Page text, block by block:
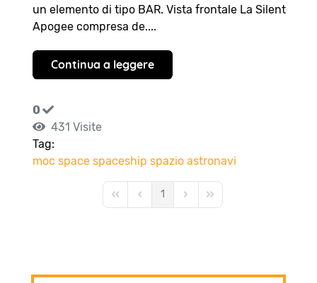
un elemento di tipo BAR. Vista frontale La Silent
Apogee compresa de....
Continua a leggere
0
431 Visite
Tag:
moc space spaceship spazio astronavi
First PagePrevious Page
1 Next PageLast Page